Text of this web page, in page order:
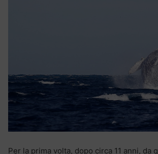
Per la prima volta, dopo circa 11 anni, da